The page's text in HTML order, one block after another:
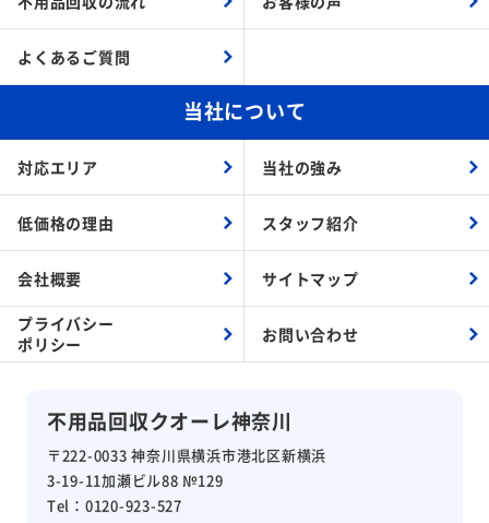
不用品回収クオーレ神奈川
〒222-0033 神奈川県横浜市港北区新横浜
3-19-11加瀬ビル88 №129
Tel：0120-923-527
よくあるご質問
当社について
対応エリア 当社の強み
低価格の理由 スタッフ紹介
会社概要 サイトマップ
プライバシー
ポリシー
お問い合わせ